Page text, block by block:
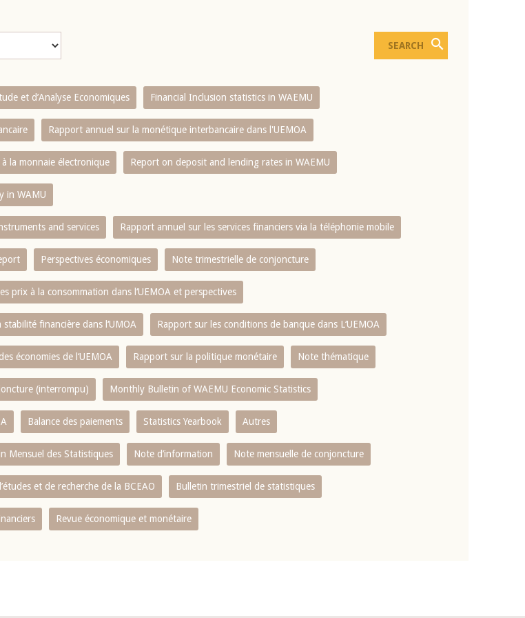
et d’Analyse Economiques Financial Inclusion statistics in WAEMU
Rapport annuel sur la monétique interbancaire dans l'UEMOA
la monnaie électronique Report on deposit and lending rates in WAEMU
in WAMU
and services Rapport annuel sur les services financiers via la téléphonie mobile
Perspectives économiques Note trimestrielle de conjoncture
prix à la consommation dans l‘UEMOA et perspectives
stabilité financière dans l‘UMOA Rapport sur les conditions de banque dans L‘UEMOA
économies de l‘UEMOA Rapport sur la politique monétaire Note thématique
(interrompu) Monthly Bulletin of WAEMU Economic Statistics
Balance des paiements Statistics Yearbook Autres
Mensuel des Statistiques Note d’information Note mensuelle de conjoncture
et de recherche de la BCEAO Bulletin trimestriel de statistiques
Revue économique et monétaire